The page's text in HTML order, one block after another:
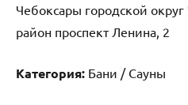
Чебоксары городской
район проспект Ленина, 2
Категория: Бани / Сауны